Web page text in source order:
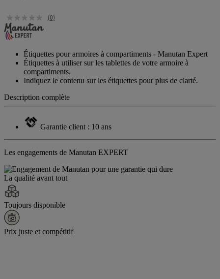
(0)
Étiquettes pour armoires à compartiments - Manutan Expert
Étiquettes à utiliser sur les tablettes de votre armoire à
compartiments.
Indiquez le contenu sur les étiquettes pour plus de clarté.
Description complète
Garantie client : 10 ans
Les engagements de Manutan EXPERT
La qualité avant tout
Toujours disponible
Prix juste et compétitif